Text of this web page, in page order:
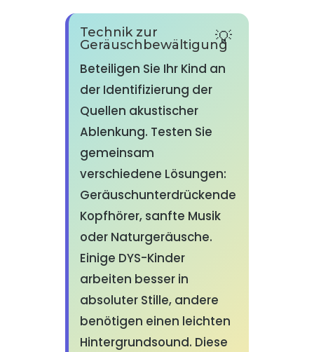
Technik zur
Geräuschbewältigung
Beteiligen Sie Ihr Kind an
der Identifizierung der
Quellen akustischer
Ablenkung. Testen Sie
gemeinsam
verschiedene Lösungen:
Geräuschunterdrückende
Kopfhörer, sanfte Musik
oder Naturgeräusche.
Einige DYS-Kinder
arbeiten besser in
absoluter Stille, andere
benötigen einen leichten
Hintergrundsound. Diese